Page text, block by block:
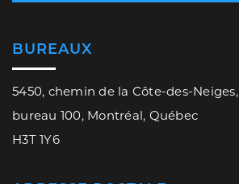
BUREAUX
5450, chemin de la Côte-des-Neiges,
bureau 100, Montréal, Québec
H3T 1Y6